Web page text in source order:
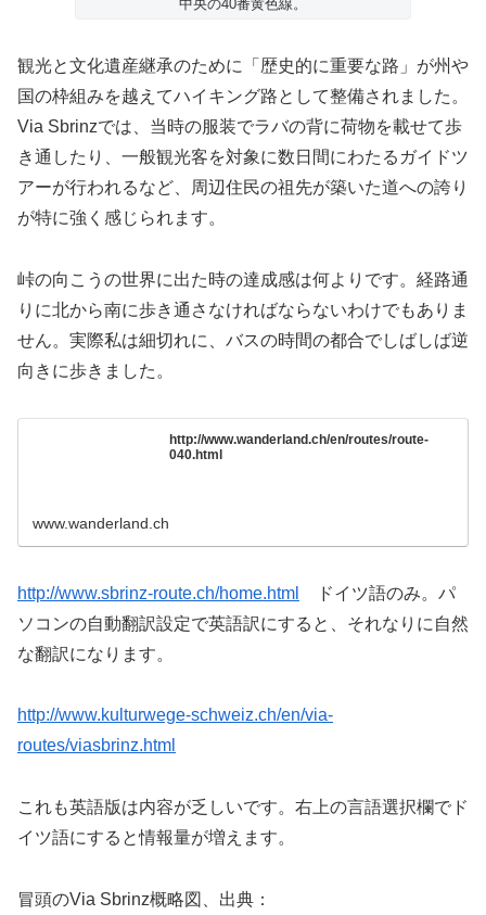
中央の40番黄色線。
観光と文化遺産継承のために「歴史的に重要な路」が州や
国の枠組みを越えてハイキング路として整備されました。
Via Sbrinzでは、当時の服装でラバの背に荷物を載せて歩
き通したり、一般観光客を対象に数日間にわたるガイドツ
アーが行われるなど、周辺住民の祖先が築いた道への誇り
が特に強く感じられます。
峠の向こうの世界に出た時の達成感は何よりです。経路通
りに北から南に歩き通さなければならないわけでもありま
せん。実際私は細切れに、バスの時間の都合でしばしば逆
向きに歩きました。
http://www.wanderland.ch/en/routes/route-
040.html
www.wanderland.ch
http://www.sbrinz-route.ch/home.html
ドイツ語のみ。パ
ソコンの自動翻訳設定で英語訳にすると、それなりに自然
な翻訳になります。
http://www.kulturwege-schweiz.ch/en/via-
routes/viasbrinz.html
これも英語版は内容が乏しいです。右上の言語選択欄でド
イツ語にすると情報量が増えます。
冒頭のVia Sbrinz概略図、出典：